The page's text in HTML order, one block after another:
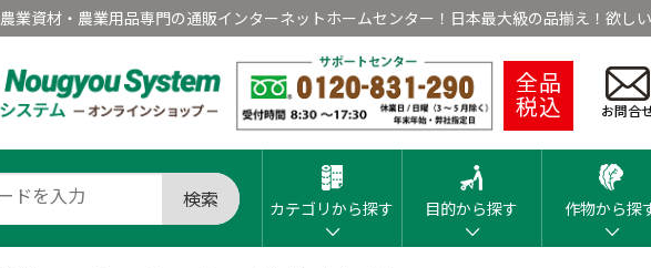
農業資材・農業用品専門の通販インターネットホームセンター！日本最大級の品揃え！欲し
全品
税込 お問合
検索 カテゴリから探す 目的から探す 作物から探